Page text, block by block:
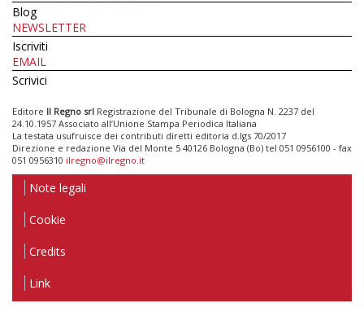
Blog
NEWSLETTER
Iscriviti
EMAIL
Scrivici
Editore Il Regno srl Registrazione del Tribunale di Bologna N. 2237 del
24.10.1957 Associato all’Unione Stampa Periodica Italiana
La testata usufruisce dei contributi diretti editoria d.lgs 70/2017
Direzione e redazione Via del Monte 5 40126 Bologna (Bo) tel 051 0956100 - fax
051 0956310 ilregno@ilregno.it
Note legali
Cookie
Credits
Link